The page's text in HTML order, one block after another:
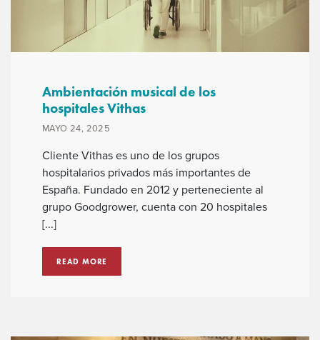
Ambientación musical de los
hospitales Vithas
MAYO 24, 2025
Cliente Vithas es uno de los grupos
hospitalarios privados más importantes de
España. Fundado en 2012 y perteneciente al
grupo Goodgrower, cuenta con 20 hospitales
[...]
READ MORE